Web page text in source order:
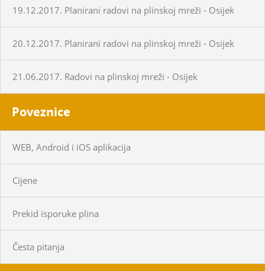
19.12.2017. Planirani radovi na plinskoj mreži - Osijek
20.12.2017. Planirani radovi na plinskoj mreži - Osijek
21.06.2017. Radovi na plinskoj mreži - Osijek
Poveznice
WEB, Android i iOS aplikacija
Cijene
Prekid isporuke plina
Česta pitanja